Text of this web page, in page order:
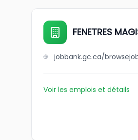
FENETRES
Voir les emplois et détails